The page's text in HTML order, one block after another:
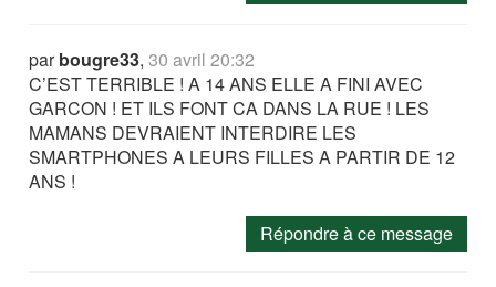
parbougre33,30 avril 20:32
C’EST TERRIBLE ! A 14 ANS ELLE A FINI AVEC
GARCON ! ET ILS FONT CA DANS LA RUE ! LES
MAMANS DEVRAIENT INTERDIRE LES
SMARTPHONES A LEURS FILLES A PARTIR DE 12
ANS !
Répondre à ce message